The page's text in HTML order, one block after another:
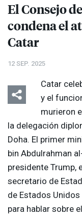
El Consejo
condena el
Catar
12 SEP. 2025
Catar
y el
murieron
la delegación
Doha. El primer
bin Abdulrahman
presidente Trump,
secretario de
de Estados
para hablar sobre